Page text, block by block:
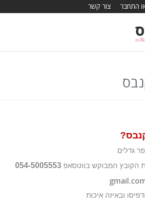
התחבר צור קשר
גדלים
הקובץ המבוקש בווטסאפ 054-5005553
ובאיזה איכות